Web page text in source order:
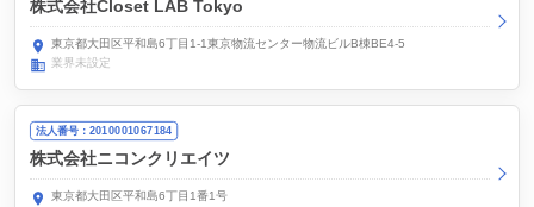
株式会社Closet LAB Tokyo
東京都大田区平和島6丁目1-1東京物流センター物流ビルB棟BE4-5
業界未設定
法人番号：2010001067184
株式会社ニコンクリエイツ
東京都大田区平和島6丁目1番1号